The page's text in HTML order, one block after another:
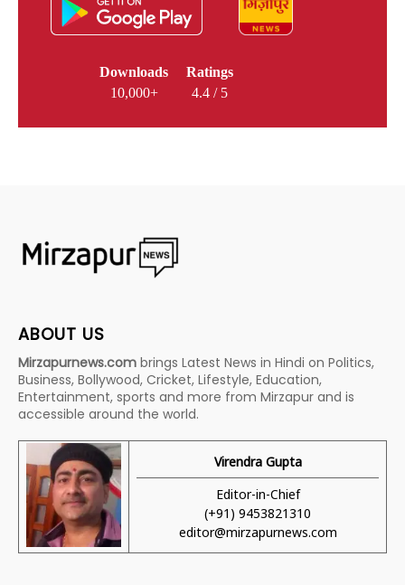
Downloads
10,000+
Ratings
4.4 / 5
ABOUT US
Mirzapurnews.com brings Latest News in Hindi on Politics,
Business, Bollywood, Cricket, Lifestyle, Education,
Entertainment, sports and more from Mirzapur and is
accessible around the world.
Virendra Gupta
Editor-in-Chief
(+91) 9453821310
editor@mirzapurnews.com